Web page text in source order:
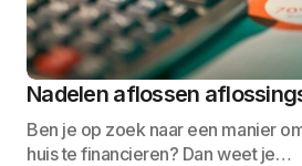
Nadelen aflossen
Ben je op zoek naar een manier
huis te financieren? Dan weet je…